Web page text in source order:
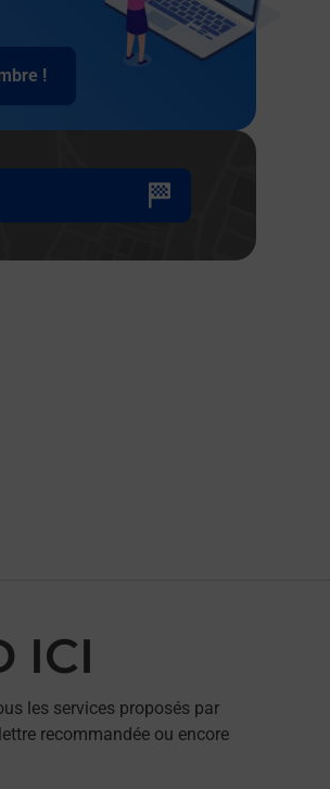
!
ICI
les services proposés par
recommandée ou encore